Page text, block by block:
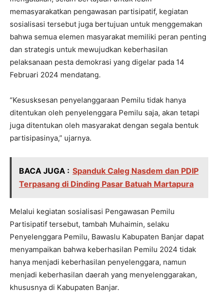
memasyarakatkan pengawasan partisipatif, kegiatan
sosialisasi tersebut juga bertujuan untuk menggemakan
bahwa semua elemen masyarakat memiliki peran penting
dan strategis untuk mewujudkan keberhasilan
pelaksanaan pesta demokrasi yang digelar pada 14
Februari 2024 mendatang.
“Kesusksesan penyelanggaraan Pemilu tidak hanya
ditentukan oleh penyelenggara Pemilu saja, akan tetapi
juga ditentukan oleh masyarakat dengan segala bentuk
partisipasinya,” ujarnya.
BACA JUGA : Spanduk Caleg Nasdem dan PDIP
Terpasang di Dinding Pasar Batuah Martapura
Melalui kegiatan sosialisasi Pengawasan Pemilu
Partisipatif tersebut, tambah Muhaimin, selaku
Penyelenggara Pemilu, Bawaslu Kabupaten Banjar dapat
menyampaikan bahwa keberhasilan Pemilu 2024 tidak
hanya menjadi keberhasilan penyelenggara, namun
menjadi keberhasilan daerah yang menyelenggarakan,
khususnya di Kabupaten Banjar.